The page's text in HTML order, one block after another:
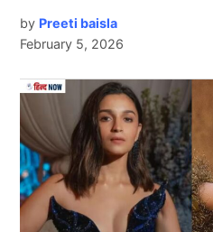
वैसे तो श्रद्धा (Shraddha
लेकिन श्रद्धा ने उन फिल्मों को
बॉक्सऑफिस पर अलग ही धूम
by Preeti baisla
February 5, 2026